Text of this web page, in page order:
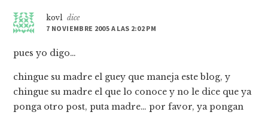
kovl dice
7 NOVIEMBRE 2005 A LAS 2:02 PM
pues yo digo…
chingue su madre el guey que maneja este blog, y
chingue su madre el que lo conoce y no le dice que ya
ponga otro post, puta madre… por favor, ya pongan